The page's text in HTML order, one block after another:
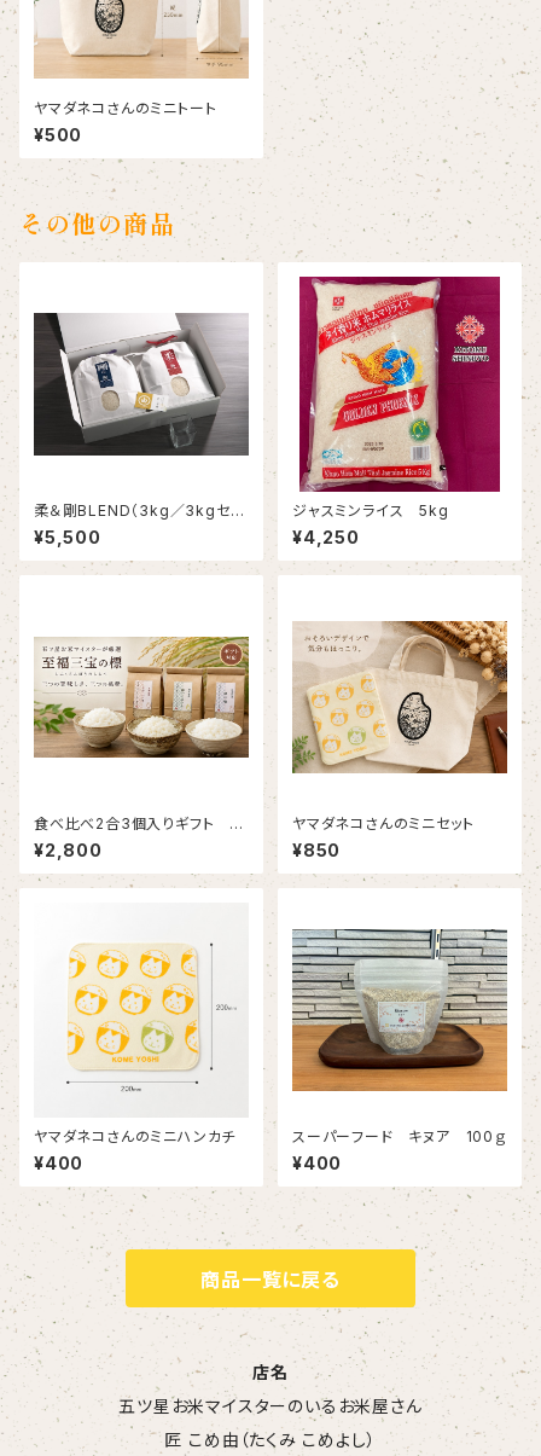
ヤマダネコさんのミニトート
¥500
その他の商品
柔＆剛BLEND（3kg／3kgセッ
ト・ガラス升付きBOX）
¥5,500
ジャスミンライス 5kg
¥4,250
食べ比べ2合3個入りギフト 至
福三宝の標(しふくさんぽうのし
るべ)送料込み
¥2,800
ヤマダネコさんのミニセット
¥850
ヤマダネコさんのミニハンカチ
¥400
スーパーフード キヌア 100ｇ
¥400
商品一覧に戻る
店名
五ツ星お米マイスターのいるお米屋さん
匠 こめ由（たくみ こめよし）